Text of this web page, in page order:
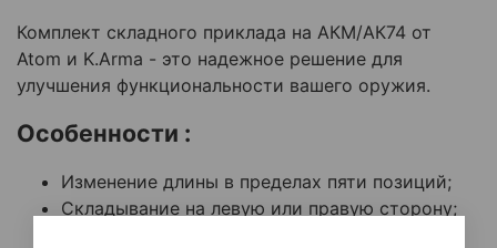
Комплект складного приклада на АКМ/АК74 от
Atom и K.Arma - это надежное решение для
улучшения функциональности вашего оружия.
Особенности :
Изменение длины в пределах пяти позиций;
Складывание на левую или правую сторону;